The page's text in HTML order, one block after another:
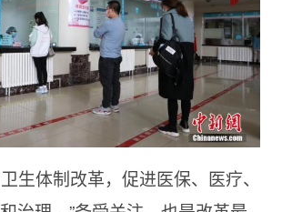
生体制改革，促进医保、医疗、